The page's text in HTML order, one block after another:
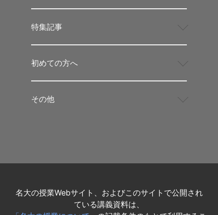
特集記事
初めての方へ
その他
名大の授業Webサイト、およびこのサイトで公開され
ている講義資料は、